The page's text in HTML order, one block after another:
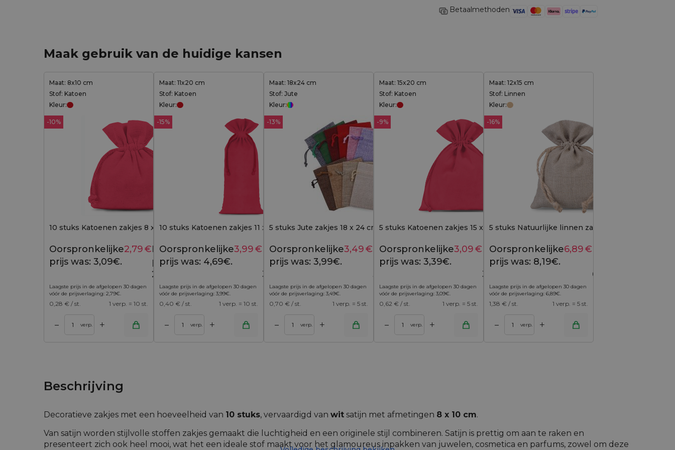
Betaalmethoden
Maak gebruik van de huidige kansen
Maat: 8x10 cm
Stof: Katoen
Kleur:
-10%
10 stuks Katoenen zakjes 8 x 10 cm - rood
3,09 €
Oorspronkelijke
prijs was: 3,09€.
2,79€Huidige
prijs is:
2,79€.
Laagste prijs in de afgelopen 30 dagen
vóór de prijsverlaging: 2,79€.
0,28 € / st. 1 verp. = 10 st.
– verp. +
Maat: 11x20 cm
Stof: Katoen
Kleur:
-15%
10 stuks Katoenen zakjes 11 x 20 cm - rood
4,69 €
Oorspronkelijke
prijs was: 4,69€.
3,99€ Huidige
prijs is:
3,99€.
Laagste prijs in de afgelopen 30 dagen
vóór de prijsverlaging: 3,99€.
0,40 € / st. 1 verp. = 10 st.
– verp. +
Maat: 18x24 cm
Stof: Jute
Kleur:
-13%
5 stuks Jute zakjes 18 x 24 cm - kleurenmix
3,99 €
Oorspronkelijke
prijs was: 3,99€.
3,49€ Huidige
prijs is:
3,49€.
Laagste prijs in de afgelopen 30 dagen
vóór de prijsverlaging: 3,49€.
0,70 € / st. 1 verp. = 5 st.
– verp. +
Toevoegen aan winkelwagen
Maat: 15x20 cm
Stof: Katoen
Kleur:
-9%
5 stuks Katoenen zakjes 15 x 20 cm - rood
3,39 €
Oorspronkelijke
prijs was: 3,39€.
3,09€ Huidige
prijs is:
3,09€.
Laagste prijs in de afgelopen 30 dagen
vóór de prijsverlaging: 3,09€.
0,62 € / st. 1 verp. = 5 st.
– verp. +
Toevoegen aan winkelwagen
Maat: 12x15 cm
Stof: Linnen
Kleur:
-16%
5 stuks Natuurlijke linnen zakjes 12 x 15 cm
Oorspronkelijke
prijs was: 8,19€.
6,89€
6,89€.
Laagste prijs in de afgelopen 30 dagen
vóór de prijsverlaging: 6,89€.
1,38 € / st. 1 verp. = 5 st.
– verp. +
Toevoegen aan winkelwagen
Beschrijving
Decoratieve zakjes met een hoeveelheid van 10 stuks, vervaardigd van wit satijn met afmetingen 8 x 10 cm.
Van satijn worden stijlvolle stoffen zakjes gemaakt die luchtigheid en een originele stijl combineren. Satijn is prettig om aan te raken en
presenteert zich ook heel mooi, wat het een ideale stof maakt voor het glamoureus inpakken van juwelen, cosmetica en parfums, zowel om deze